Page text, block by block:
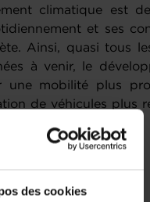
des cookies
climatique est
et ses
Ainsi, quasi tous
à venir, le
une mobilité plus
de véhicules plus